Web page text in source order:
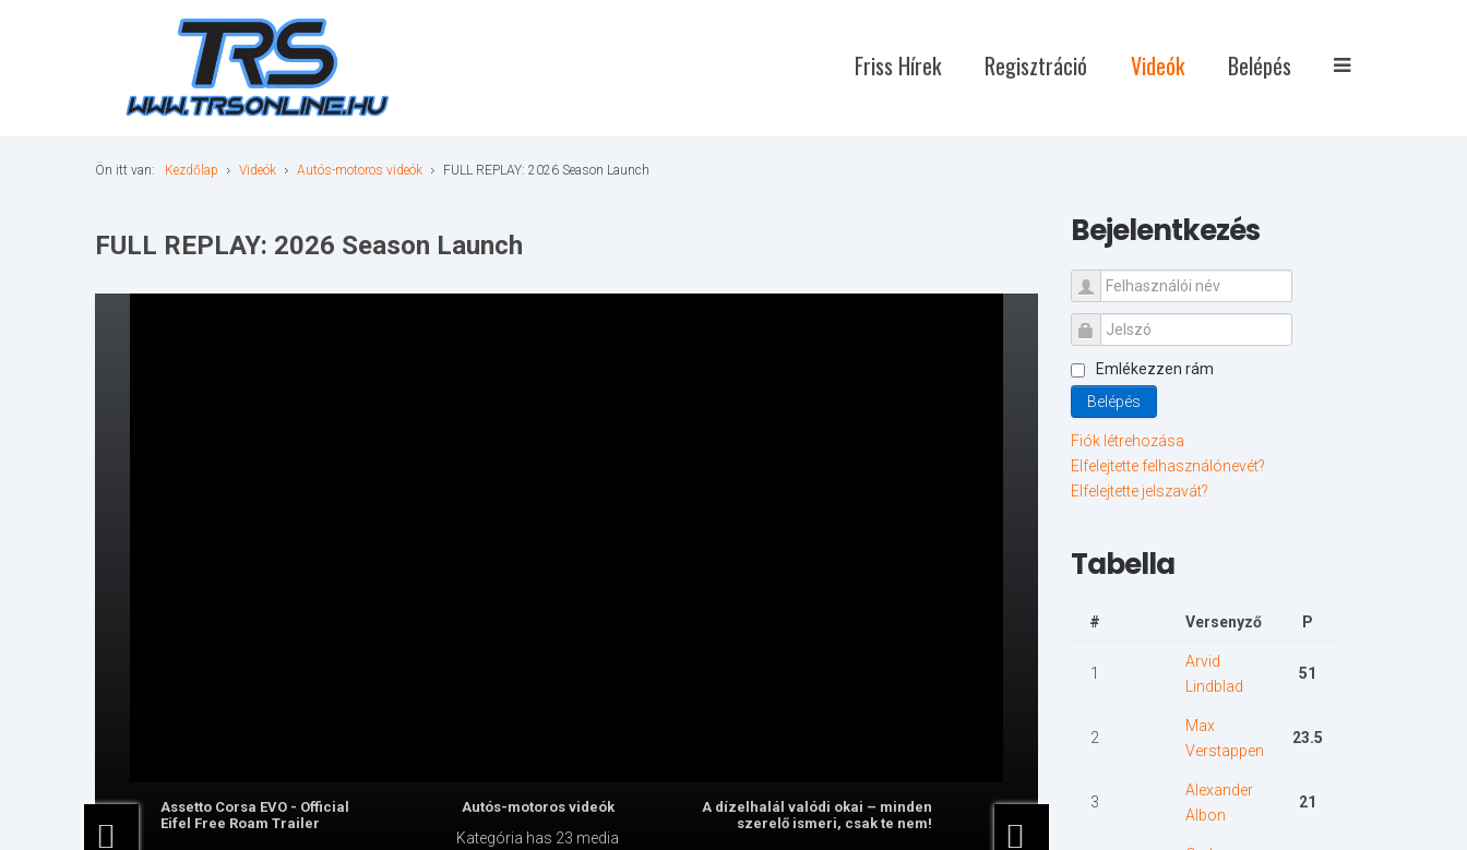
Friss Hírek Regisztráció Videók Belépés
Ön itt van: Kezdőlap Videók Autós-motoros videók FULL REPLAY: 2026 Season Launch
FULL REPLAY: 2026 Season Launch
Assetto Corsa EVO - Official
Eifel Free Roam Trailer
Autós-motoros videók
Kategória has 23 media
A dízelhalál valódi okai – minden
szerelő ismeri, csak te nem!
Bejelentkezés
Emlékezzen rám
Belépés
Fiók létrehozása
Elfelejtette felhasználónevét?
Elfelejtette jelszavát?
Tabella
# Versenyző P
1
Arvid
Lindblad
51
2
Max
Verstappen
23.5
3
Alexander
Albon
21